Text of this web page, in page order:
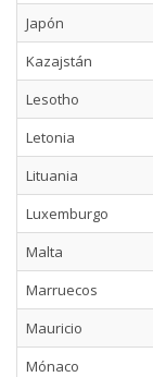
Japón
Kazajstán
Lesotho
Letonia
Lituania
Luxemburgo
Malta
Marruecos
Mauricio
Mónaco